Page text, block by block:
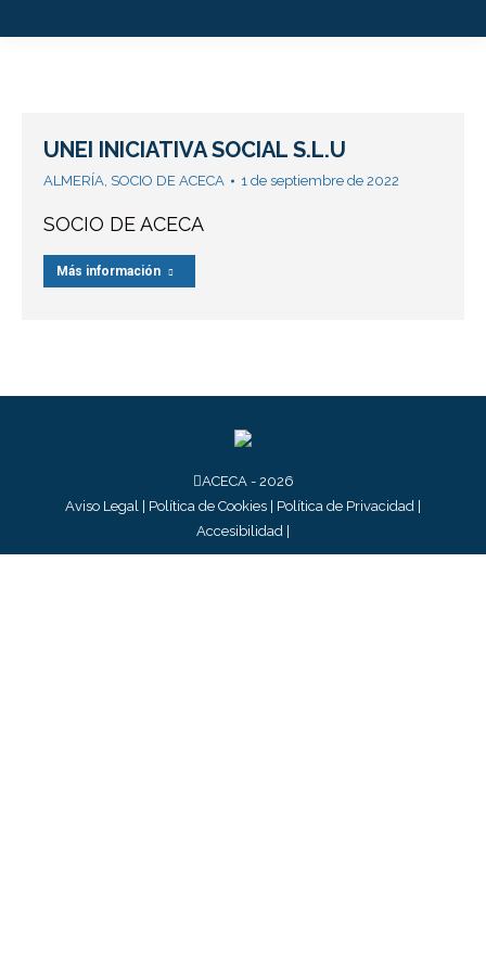
UNEI INICIATIVA SOCIAL S.L.U
ALMERÍA, SOCIO DE ACECA 1 de septiembre de 2022
SOCIO DE ACECA
Más información
ACECA - 2026
Aviso Legal
Política de Cookies Política de Privacidad
Accesibilidad